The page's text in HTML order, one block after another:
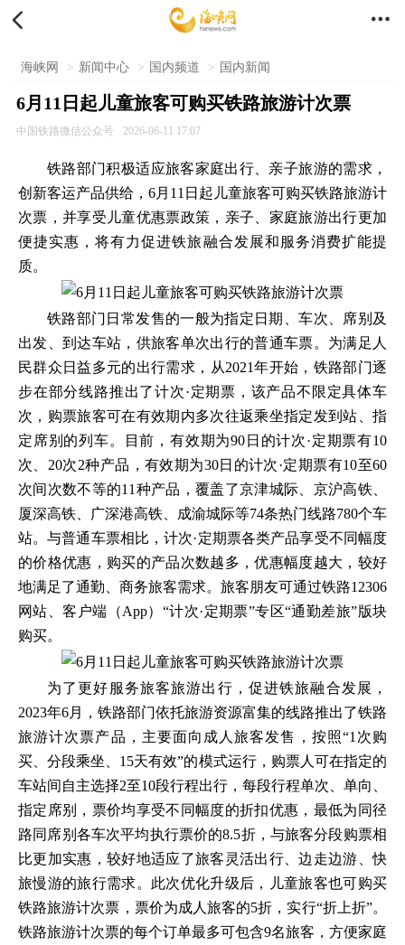
 
海峡网 > 新闻中心 > 国内频道 > 国内新闻
6月11日起儿童旅客可购买铁路旅游计次票
中国铁路微信公众号 2026-06-11 17:07
铁路部门积极适应旅客家庭出行、亲子旅游的需求，
创新客运产品供给，6月11日起儿童旅客可购买铁路旅游计
次票，并享受儿童优惠票政策，亲子、家庭旅游出行更加
便捷实惠，将有力促进铁旅融合发展和服务消费扩能提
质。
铁路部门日常发售的一般为指定日期、车次、席别及
出发、到达车站，供旅客单次出行的普通车票。为满足人
民群众日益多元的出行需求，从2021年开始，铁路部门逐
步在部分线路推出了计次·定期票，该产品不限定具体车
次，购票旅客可在有效期内多次往返乘坐指定发到站、指
定席别的列车。目前，有效期为90日的计次·定期票有10
次、20次2种产品，有效期为30日的计次·定期票有10至60
次间次数不等的11种产品，覆盖了京津城际、京沪高铁、
厦深高铁、广深港高铁、成渝城际等74条热门线路780个车
站。与普通车票相比，计次·定期票各类产品享受不同幅度
的价格优惠，购买的产品次数越多，优惠幅度越大，较好
地满足了通勤、商务旅客需求。旅客朋友可通过铁路12306
网站、客户端（App）“计次·定期票”专区“通勤差旅”版块
购买。
为了更好服务旅客旅游出行，促进铁旅融合发展，
2023年6月，铁路部门依托旅游资源富集的线路推出了铁路
旅游计次票产品，主要面向成人旅客发售，按照“1次购
买、分段乘坐、15天有效”的模式运行，购票人可在指定的
车站间自主选择2至10段行程出行，每段行程单次、单向、
指定席别，票价均享受不同幅度的折扣优惠，最低为同径
路同席别各车次平均执行票价的8.5折，与旅客分段购票相
比更加实惠，较好地适应了旅客灵活出行、边走边游、快
旅慢游的旅行需求。此次优化升级后，儿童旅客也可购买
铁路旅游计次票，票价为成人旅客的5折，实行“折上折”。
铁路旅游计次票的每个订单最多可包含9名旅客，方便家庭